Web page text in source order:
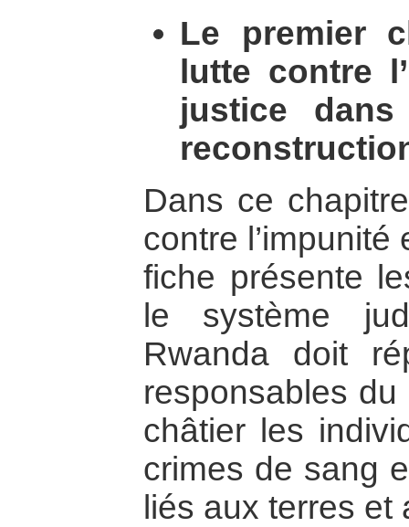
Le premier
lutte contre
justice
Dans ce
contre
fiche présente
le système
Rwanda doit
responsables
châtier les
crimes de sang
liés aux terres